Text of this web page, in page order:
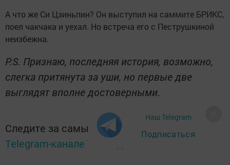
А что же Си Цзиньпин? Он выступил на саммите БРИКС,
поел чакчака и уехал. Но встреча его с Пеструшкиной
неизбежна.
P.S. Признаю, последняя история, возможно,
слегка притянута за уши, но первые две
выглядят вполне достоверными.
Следите за самым важным и интересным в
Telegram-канале Татмедиа
Наш Telegram
Подписаться